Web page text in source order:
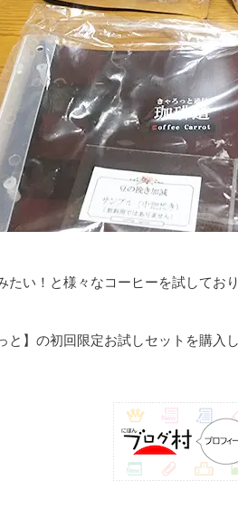
たい！と様々なコーヒーを試してお
と】の初回限定お試しセットを購入し